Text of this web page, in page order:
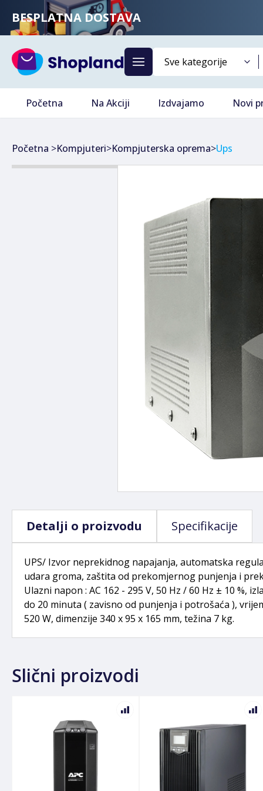
BESPLATNA DOSTAVA
Početna Na Akciji Izdvajamo Novi
Početna >Kompjuteri>Kompjuterska oprema>Ups
Detalji o proizvodu Specifikacije
UPS/ Izvor neprekidnog napajanja, automatska
udara groma, zaštita od prekomjernog punjenja i
Ulazni napon : AC 162 - 295 V, 50 Hz / 60 Hz ± 10 %,
do 20 minuta ( zavisno od punjenja i potrošaća ),
520 W, dimenzije 340 x 95 x 165 mm, težina 7 kg.
Slični proizvodi